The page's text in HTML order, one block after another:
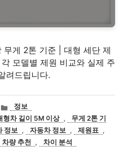
게 2톤 기준 | 대형 세단 제
모델별 제원 비교와 실제 주
려드립니다.
카
테
고
리
정보
형차 길이 5M 이상 ,
무게 2톤 기
정보 , 자동차 정보 , 제원표
,
차량 추천 , 차이 분석